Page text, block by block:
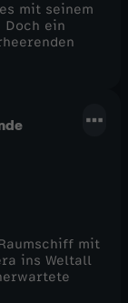
mit seinem
Doch ein
mit
ins Weltall